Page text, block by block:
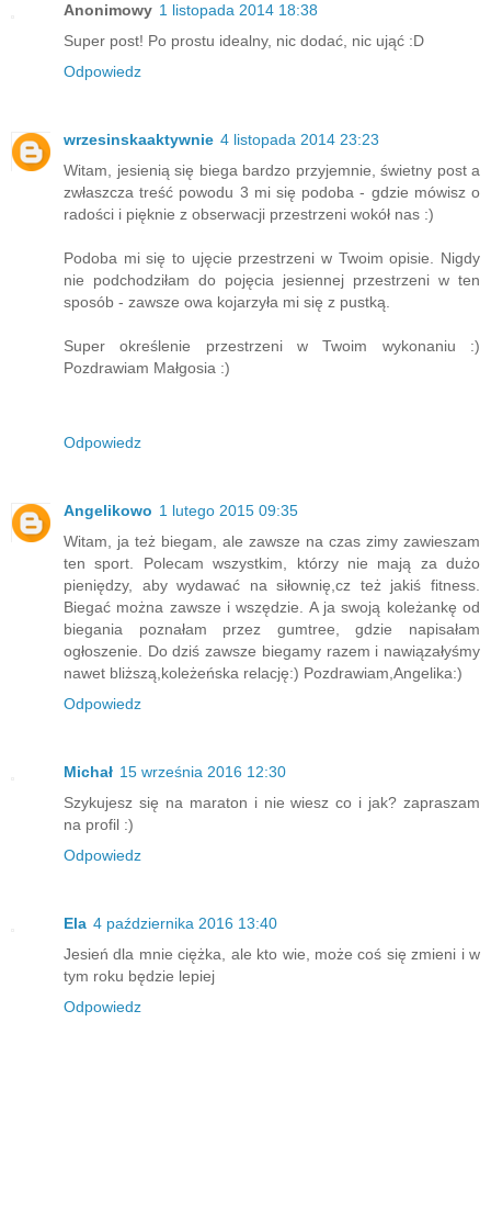
Anonimowy 1 listopada 2014 18:38
Super post! Po prostu idealny, nic dodać, nic ująć :D
Odpowiedz
wrzesinskaaktywnie 4 listopada 2014 23:23
Witam, jesienią się biega bardzo przyjemnie, świetny post a
zwłaszcza treść powodu 3 mi się podoba - gdzie mówisz o
radości i pięknie z obserwacji przestrzeni wokół nas :)
Podoba mi się to ujęcie przestrzeni w Twoim opisie. Nigdy
nie podchodziłam do pojęcia jesiennej przestrzeni w ten
sposób - zawsze owa kojarzyła mi się z pustką.
Super określenie przestrzeni w Twoim wykonaniu :)
Pozdrawiam Małgosia :)
Odpowiedz
Angelikowo 1 lutego 2015 09:35
Witam, ja też biegam, ale zawsze na czas zimy zawieszam
ten sport. Polecam wszystkim, którzy nie mają za dużo
pieniędzy, aby wydawać na siłownię,cz też jakiś fitness.
Biegać można zawsze i wszędzie. A ja swoją koleżankę od
biegania poznałam przez gumtree, gdzie napisałam
ogłoszenie. Do dziś zawsze biegamy razem i nawiązałyśmy
nawet bliższą,koleżeńska relację:) Pozdrawiam,Angelika:)
Odpowiedz
Michał 15 września 2016 12:30
Szykujesz się na maraton i nie wiesz co i jak? zapraszam
na profil :)
Odpowiedz
Ela 4 października 2016 13:40
Jesień dla mnie ciężka, ale kto wie, może coś się zmieni i w
tym roku będzie lepiej
Odpowiedz